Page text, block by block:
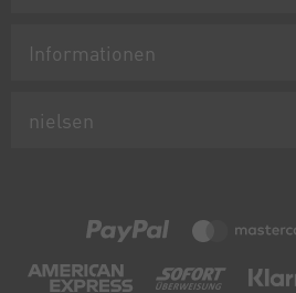
Informationen
nielsen